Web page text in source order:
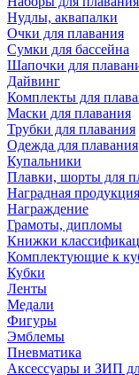
Нудлы, аквапалки
Очки для плавания
Сумки для бассейна
Шапочки для
Дайвинг
Комплекты для
Маски для плавания
Трубки для плавания
Одежда для плавания
Купальники
Плавки, шорты для
Наградная продукция
Награждение
Грамоты, дипломы
Книжки
Комплектующие к
Кубки
Ленты
Медали
Фигуры
Эмблемы
Пневматика
Аксессуары и ЗИП